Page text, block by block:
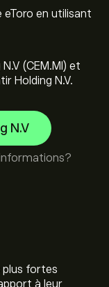
plus fortes
à leur
en utilisant
(CEM.MI) et
Holding N.V.
N.V